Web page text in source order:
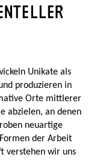
Unikate als
produzieren in
Orte mittlerer
abzielen, an denen
neuartige
der Arbeit
verstehen wir uns